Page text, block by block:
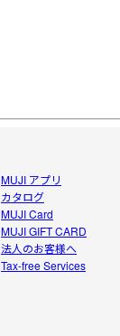
MUJI アプリ
カタログ
MUJI Card
MUJI GIFT CARD
法人のお客様へ
Tax-free Services